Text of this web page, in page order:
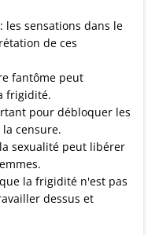
les sensations dans le
de ces
fantôme peut
frigidité.
pour débloquer les
censure.
sexualité peut libérer
la frigidité n'est pas
dessus et